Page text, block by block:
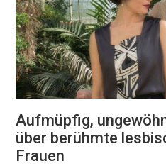
Aufmüpfig,
über berühmte
Frauen